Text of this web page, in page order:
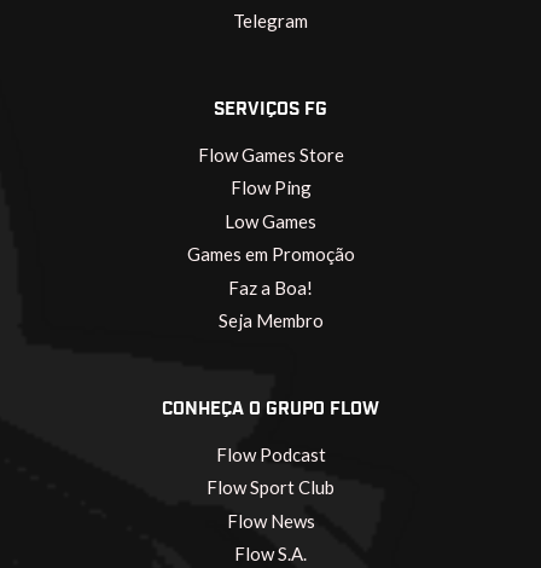
Telegram
SERVIÇOS FG
Flow Games Store
Flow Ping
Low Games
Games em Promoção
Faz a Boa!
Seja Membro
CONHEÇA O GRUPO FLOW
Flow Podcast
Flow Sport Club
Flow News
Flow S.A.